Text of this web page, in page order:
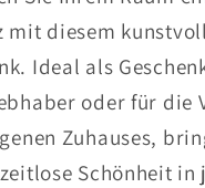
mit diesem
Ideal als
oder für die
Zuhauses,
Schönheit in